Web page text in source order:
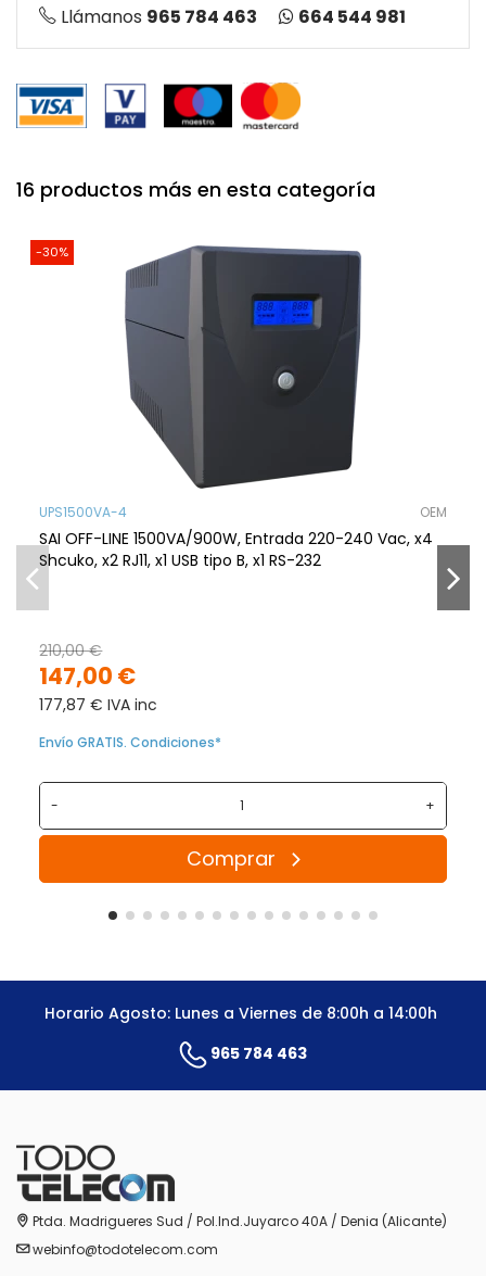
Llámanos 965 784 463 664 544 981
16 productos más en esta categoría
-30%
UPS1500VA-4 OEM
SAI OFF-LINE 1500VA/900W, Entrada 220-240 Vac, x4
Shcuko, x2 RJ11, x1 USB tipo B, x1 RS-232
147,00 €
210,00 €
177,87 € IVA inc
Envío GRATIS. Condiciones*
- +
Comprar
Horario Agosto: Lunes a Viernes de 8:00h a 14:00h
965 784 463
Ptda. Madrigueres Sud / Pol.Ind.Juyarco 40A / Denia (Alicante)
webinfo@todotelecom.com